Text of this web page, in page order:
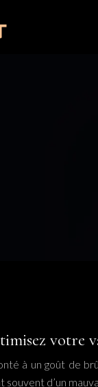
votre
à un goût de
d’un